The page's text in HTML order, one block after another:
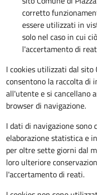
corretto
essere utilizzati in
solo nel caso in cui
l'accertamento di
I cookies utilizzati dal sito
consentono la raccolta di
all'utente e si cancellano
browser di navigazione.
I dati di navigazione
elaborazione statistica e
per oltre sette giorni dal
loro ulteriore
l'accertamento di reati.